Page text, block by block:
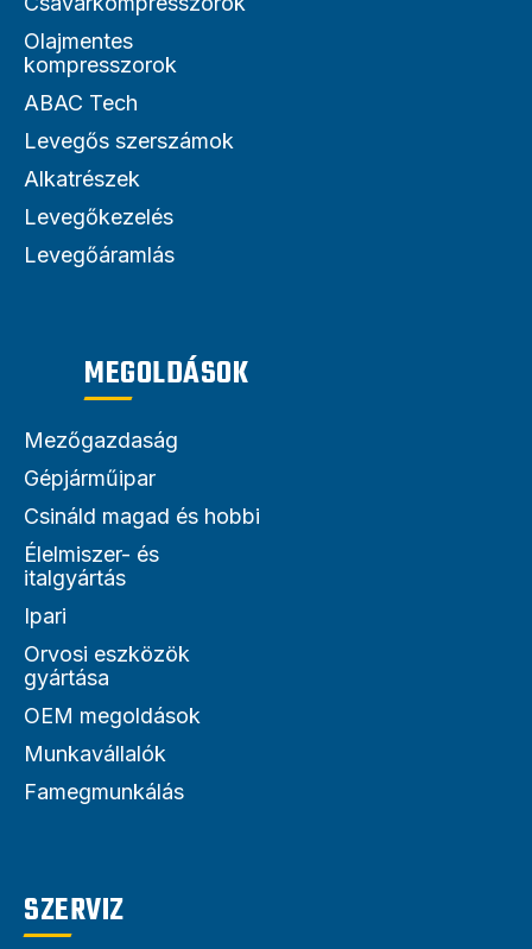
Olajmentes
kompresszorok
ABAC Tech
Levegős szerszámok
Alkatrészek
Levegőkezelés
Levegőáramlás
MEGOLDÁSOK
Mezőgazdaság
Gépjárműipar
Csináld magad és hobbi
Élelmiszer- és
italgyártás
Ipari
Orvosi eszközök
gyártása
OEM megoldások
Munkavállalók
Famegmunkálás
SZERVIZ